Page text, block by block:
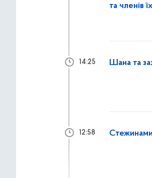
та членів
Шана та
14:25
12:58